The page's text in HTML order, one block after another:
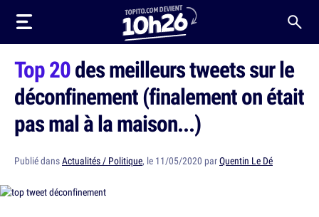
Top 20des meilleurs tweets sur le
déconfinement (finalement on était
pas mal à la maison...)
Publié dansActualités / Politique, le 11/05/2020 parQuentin Le Dé